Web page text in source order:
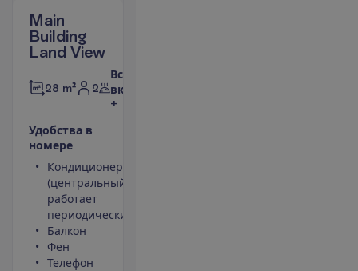
Main
Building
Land View
28 m² 2
Все
включено
+
Удобства в
номере
Кондиционер
(центральный,
работает
периодически)
Балкон
Фен
Телефон